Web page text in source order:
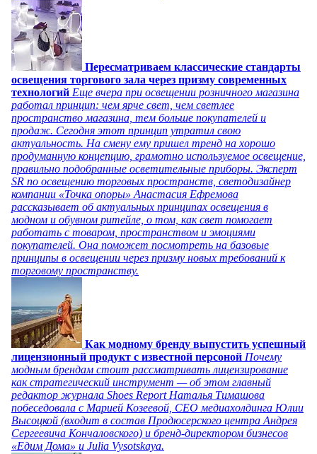
Пересматриваем классические стандарты
освещения торгового зала через призму современных
технологий Еще вчера при освещении розничного магазина
работал принцип: чем ярче свет, чем светлее
пространство магазина, тем больше покупателей и
продаж. Сегодня этот принцип утратил свою
актуальность. На смену ему пришел тренд на хорошо
продуманную концепцию, грамотно используемое освещение,
правильно подобранные осветительные приборы. Эксперт
SR по освещению торговых пространств, светодизайнер
компании «Точка опоры» Анастасия Ефремова
рассказывает об актуальных принципах освещения в
модном и обувном ритейле, о том, как свет помогает
работать с товаром, пространством и эмоциями
покупателей. Она поможет посмотреть на базовые
принципы в освещении через призму новых требований к
торговому пространству.
Как модному бренду выпустить успешный
лицензионный продукт с известной персоной Почему
модным брендам стоит рассматривать лицензирование
как стратегический инструмент — об этом главный
редактор журнала Shoes Report Наталья Тимашова
побеседовала с Марией Козеевой, СЕО медиахолдинга Юлии
Высоцкой (входит в состав Продюсерского центра Андрея
Сергеевича Кончаловского) и бренд-директором бизнесов
«Едим Дома» и Julia Vysotskaya.